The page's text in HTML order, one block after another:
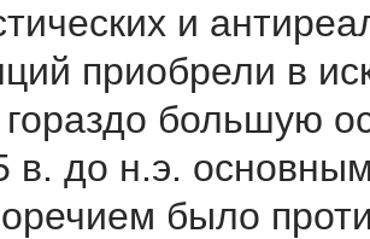
и
приобрели в
большую
в. до н.э.
было